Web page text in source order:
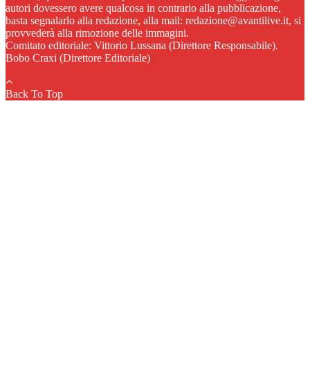
autori dovessero avere qualcosa in contrario alla pubblicazione,
basta segnalarlo alla redazione, alla mail: redazione@avantilive.it, si
provvederà alla rimozione delle immagini.
Comitato editoriale: Vittorio Lussana (Direttore Responsabile).
Bobo Craxi (Direttore Editoriale)
Back To Top